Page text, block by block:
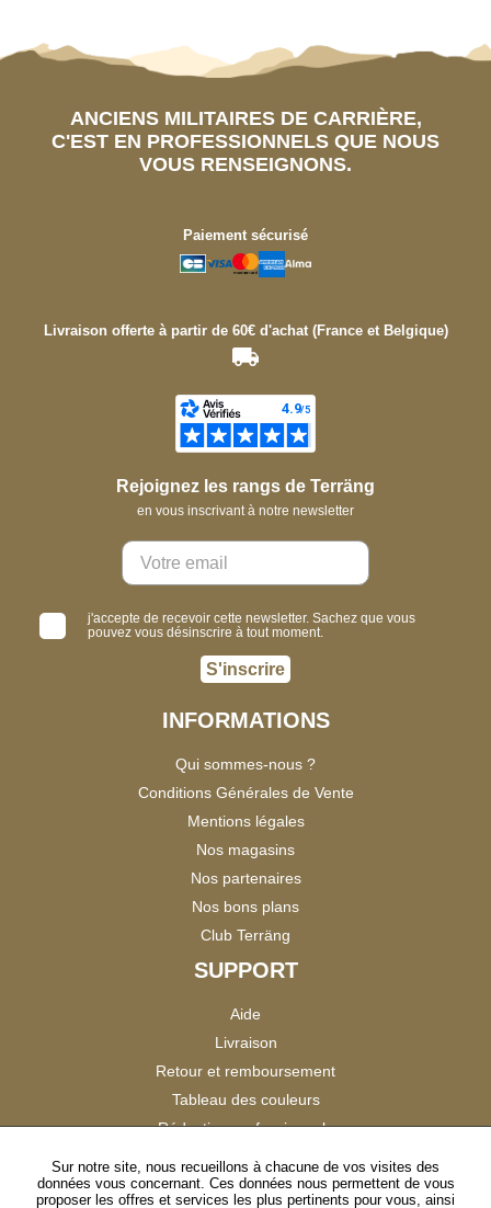
ANCIENS MILITAIRES DE CARRIÈRE,
C'EST EN PROFESSIONNELS QUE NOUS
VOUS RENSEIGNONS.
Paiement sécurisé
Livraison offerte à partir de 60€ d'achat (France et Belgique)
Rejoignez les rangs de Terräng
en vous inscrivant à notre newsletter
j'accepte de recevoir cette newsletter. Sachez que vous
pouvez vous désinscrire à tout moment.
S'inscrire
INFORMATIONS
Qui sommes-nous ?
Conditions Générales de Vente
Mentions légales
Nos magasins
Nos partenaires
Nos bons plans
Club Terräng
SUPPORT
Aide
Livraison
Retour et remboursement
Tableau des couleurs
Réduction professionnels
Satisfaction Clients
Sur notre site, nous recueillons à chacune de vos visites des
données vous concernant. Ces données nous permettent de vous
proposer les offres et services les plus pertinents pour vous, ainsi